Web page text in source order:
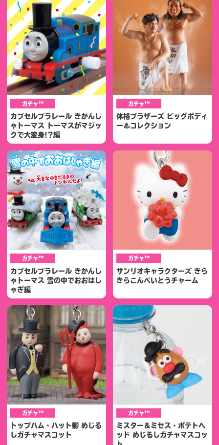
ガチャ™
カプセルプラレール きかんし
ゃトーマス トーマスがマジッ
クで大変身!?編
ガチャ™
体格ブラザーズ ビッグボディ
ー♨コレクション
ガチャ™
カプセルプラレール きかんし
ゃトーマス 雪の中でおおはし
ゃぎ編
ガチャ™
サンリオキャラクターズ きら
きらこんぺいとうチャーム
ガチャ™
トップハム・ハット卿 めじる
しガチャマスコット
ガチャ™
ミスター＆ミセス・ポテトヘ
ッド めじるしガチャマスコッ